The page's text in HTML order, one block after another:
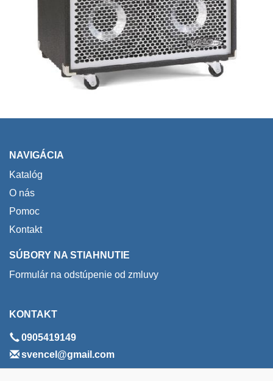
NAVIGÁCIA
Katalóg
O nás
Pomoc
Kontakt
SÚBORY NA STIAHNUTIE
Formulár na odstúpenie od zmluvy
KONTAKT
0905419149
svencel@gmail.com